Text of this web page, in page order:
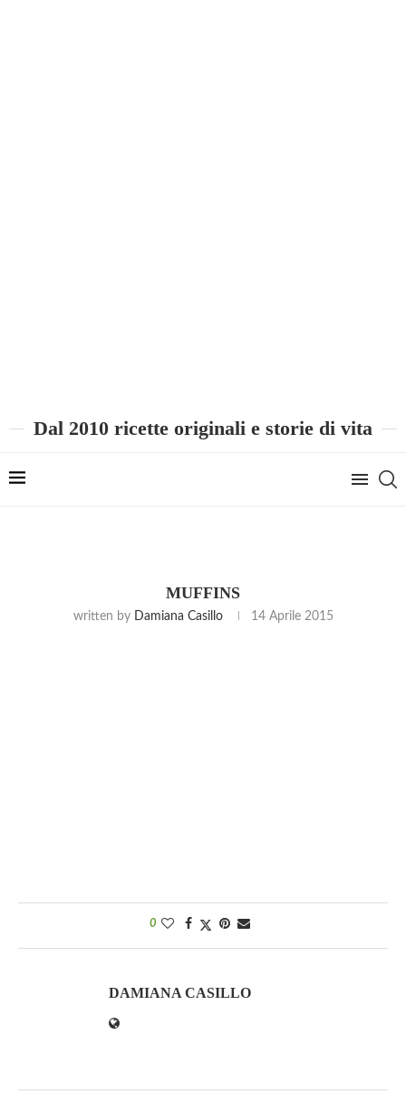
Dal 2010 ricette originali e storie di vita
MUFFINS
written by Damiana Casillo 14 Aprile 2015
0
DAMIANA CASILLO